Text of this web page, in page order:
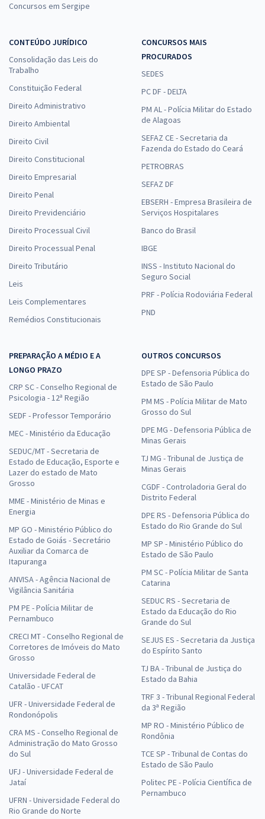
Concursos em Sergipe
CONTEÚDO JURÍDICO
Consolidação das Leis do
Trabalho
Constituição Federal
Direito Administrativo
Direito Ambiental
Direito Civil
Direito Constitucional
Direito Empresarial
Direito Penal
Direito Previdenciário
Direito Processual Civil
Direito Processual Penal
Direito Tributário
Leis
Leis Complementares
Remédios Constitucionais
CONCURSOS MAIS
PROCURADOS
SEDES
PC DF - DELTA
PM AL - Polícia Militar do Estado
de Alagoas
SEFAZ CE - Secretaria da
Fazenda do Estado do Ceará
PETROBRAS
SEFAZ DF
EBSERH - Empresa Brasileira de
Serviços Hospitalares
Banco do Brasil
IBGE
INSS - Instituto Nacional do
Seguro Social
PRF - Polícia Rodoviária Federal
PND
PREPARAÇÃO A MÉDIO E A
LONGO PRAZO
CRP SC - Conselho Regional de
Psicologia - 12ª Região
SEDF - Professor Temporário
MEC - Ministério da Educação
SEDUC/MT - Secretaria de
Estado de Educação, Esporte e
Lazer do estado de Mato
Grosso
MME - Ministério de Minas e
Energia
MP GO - Ministério Público do
Estado de Goiás - Secretário
Auxiliar da Comarca de
Itapuranga
ANVISA - Agência Nacional de
Vigilância Sanitária
PM PE - Polícia Militar de
Pernambuco
CRECI MT - Conselho Regional de
Corretores de Imóveis do Mato
Grosso
Universidade Federal de
Catalão - UFCAT
UFR - Universidade Federal de
Rondonópolis
CRA MS - Conselho Regional de
Administração do Mato Grosso
do Sul
UFJ - Universidade Federal de
Jataí
UFRN - Universidade Federal do
Rio Grande do Norte
OUTROS CONCURSOS
DPE SP - Defensoria Pública do
Estado de São Paulo
PM MS - Polícia Militar de Mato
Grosso do Sul
DPE MG - Defensoria Pública de
Minas Gerais
TJ MG - Tribunal de Justiça de
Minas Gerais
CGDF - Controladoria Geral do
Distrito Federal
DPE RS - Defensoria Pública do
Estado do Rio Grande do Sul
MP SP - Ministério Público do
Estado de São Paulo
PM SC - Polícia Militar de Santa
Catarina
SEDUC RS - Secretaria de
Estado da Educação do Rio
Grande do Sul
SEJUS ES - Secretaria da Justiça
do Espírito Santo
TJ BA - Tribunal de Justiça do
Estado da Bahia
TRF 3 - Tribunal Regional Federal
da 3ª Região
MP RO - Ministério Público de
Rondônia
TCE SP - Tribunal de Contas do
Estado de São Paulo
Politec PE - Polícia Científica de
Pernambuco